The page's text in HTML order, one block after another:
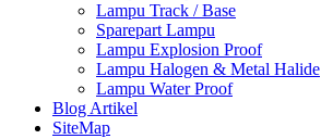
Lampu Track / Base
Sparepart Lampu
Lampu Explosion Proof
Lampu Halogen & Metal Halide
Lampu Water Proof
Blog Artikel
SiteMap